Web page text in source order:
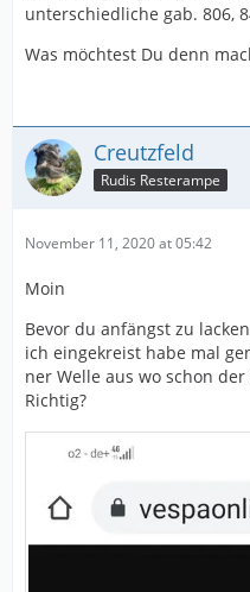
unterschiedliche gab. 806,
Was möchtest Du denn
Creutzfeld
Rudis Resterampe
November 11, 2020 at 05:42
Moin
Bevor du anfängst zu
ich eingekreist habe mal
ner Welle aus wo schon
Richtig?